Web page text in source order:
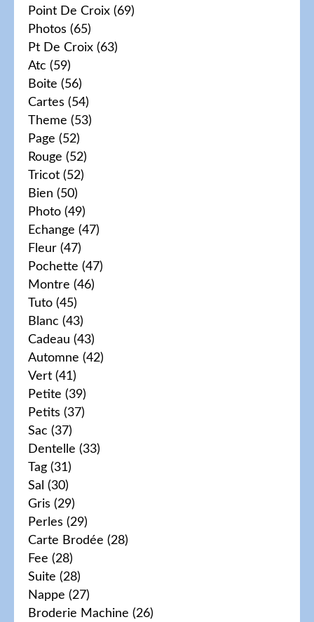
Point De Croix (69)
Photos (65)
Pt De Croix (63)
Atc (59)
Boite (56)
Cartes (54)
Theme (53)
Page (52)
Rouge (52)
Tricot (52)
Bien (50)
Photo (49)
Echange (47)
Fleur (47)
Pochette (47)
Montre (46)
Tuto (45)
Blanc (43)
Cadeau (43)
Automne (42)
Vert (41)
Petite (39)
Petits (37)
Sac (37)
Dentelle (33)
Tag (31)
Sal (30)
Gris (29)
Perles (29)
Carte Brodée (28)
Fee (28)
Suite (28)
Nappe (27)
Broderie Machine (26)